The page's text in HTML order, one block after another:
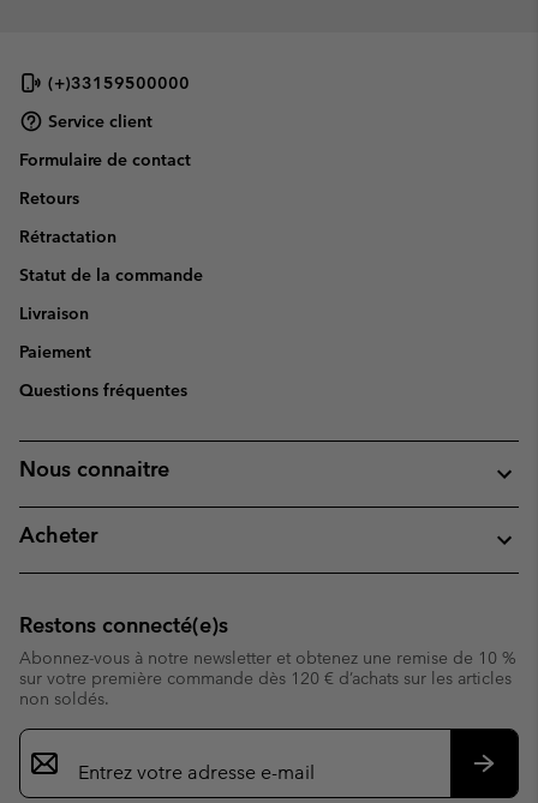
(+)33159500000
Service client
Formulaire de contact
Retours
Rétractation
Statut de la commande
Livraison
Paiement
Questions fréquentes
Nous connaitre
Acheter
Restons connecté(e)s
Abonnez-vous à notre newsletter et obtenez une remise de 10 %
sur votre première commande dès 120 € d’achats sur les articles
non soldés.
Inscription
par
e-